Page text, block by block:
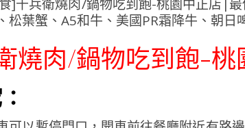
燒肉/鍋物吃到飽-桃